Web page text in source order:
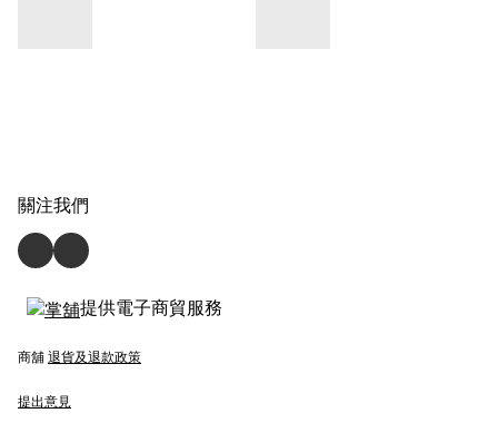
關注我們
提供電子商貿服務
商舖 退貨及退款政策
提出意見